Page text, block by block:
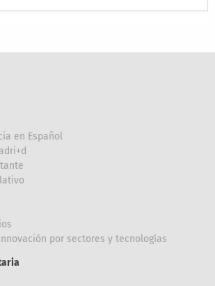
en Español
por sectores y tecnologías